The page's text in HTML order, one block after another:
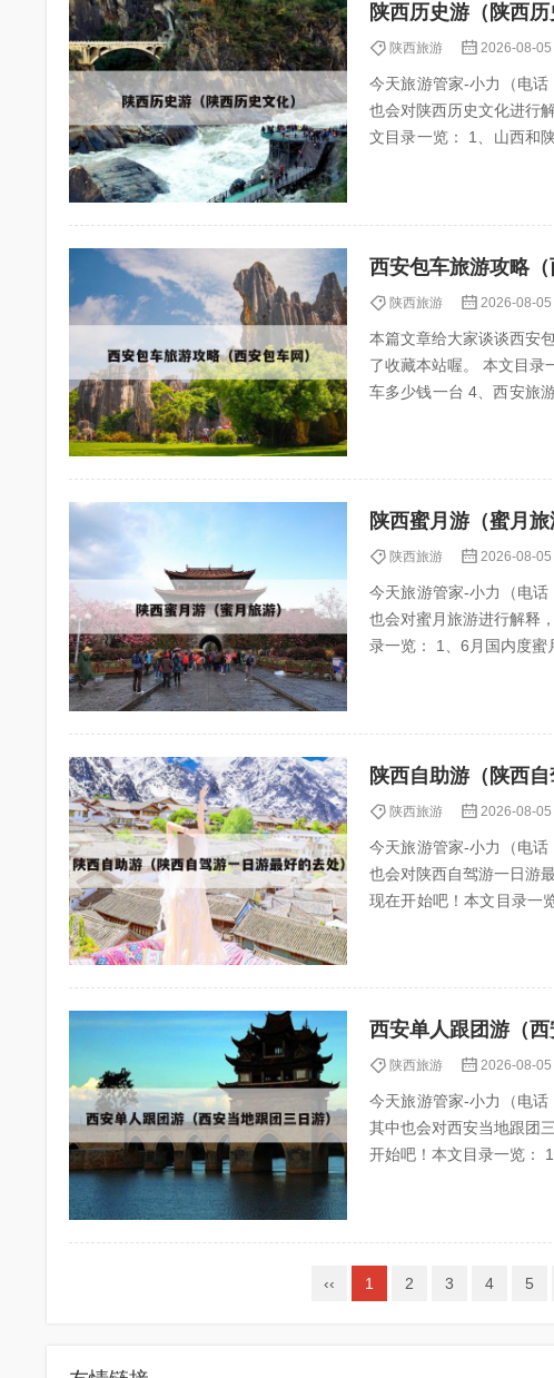
陕西历史游（陕西历
陕西旅游 2026-08-
今天旅游管家-小力（电
也会对陕西历史文化进行
文目录一览： 1、山西和陕西
西安包车旅游攻略（
陕西旅游 2026-08-
本篇文章给大家谈谈西安
了收藏本站喔。 本文目录一览： 1、西安郑
车多少钱一台 4、西安旅游包车线路这样走 5、西安旅游3天玩遍大景点一个落下 6、来西安旅游推荐
陕西蜜月游（蜜月旅
陕西旅游 2026-08-05
今天旅游管家-小力（电
也会对蜜月旅游进行解释
录一览： 1、6月国内度蜜月去哪里
陕西自助游（陕西
陕西旅游 2026-08-
今天旅游管家-小力（电
也会对陕西自驾游一日游
现在开始吧！本文目录一览： 1、陕
西安单人跟团游（西
陕西旅游 2026-08-05
今天旅游管家-小力（电话
其中也会对西安当地跟团
开始吧！本文目录一览： 1、西安跟团旅
‹‹ 1 2 3 4 5